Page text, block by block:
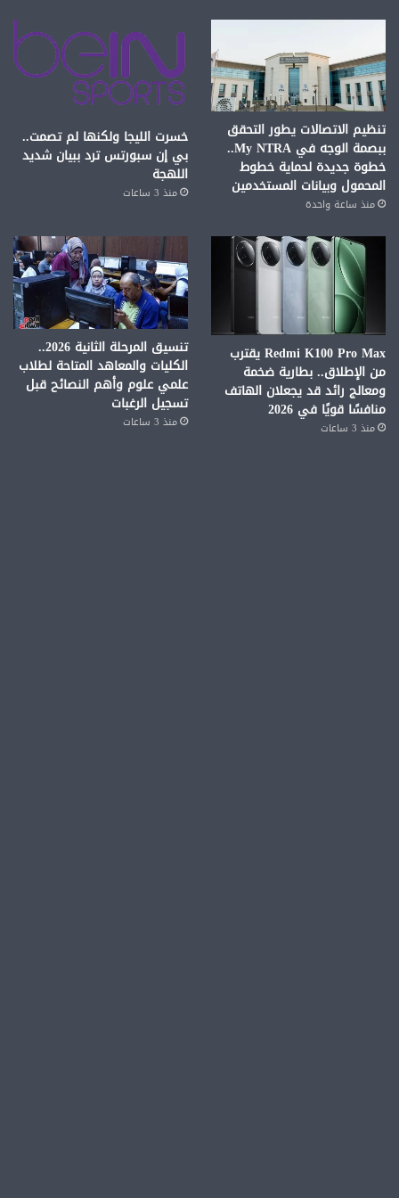
تنظيم الاتصالات يطور التحقق
ببصمة الوجه في My NTRA..
خطوة جديدة لحماية خطوط
المحمول وبيانات المستخدمين
منذ ساعة واحدة
خسرت الليجا ولكنها لم تصمت..
بي إن سبورتس ترد ببيان شديد
اللهجة
منذ 3 ساعات
Redmi K100 Pro Max يقترب
من الإطلاق.. بطارية ضخمة
ومعالج رائد قد يجعلان الهاتف
منافسًا قويًا في 2026
منذ 3 ساعات
تنسيق المرحلة الثانية 2026..
الكليات والمعاهد المتاحة لطلاب
علمي علوم وأهم النصائح قبل
تسجيل الرغبات
منذ 3 ساعات